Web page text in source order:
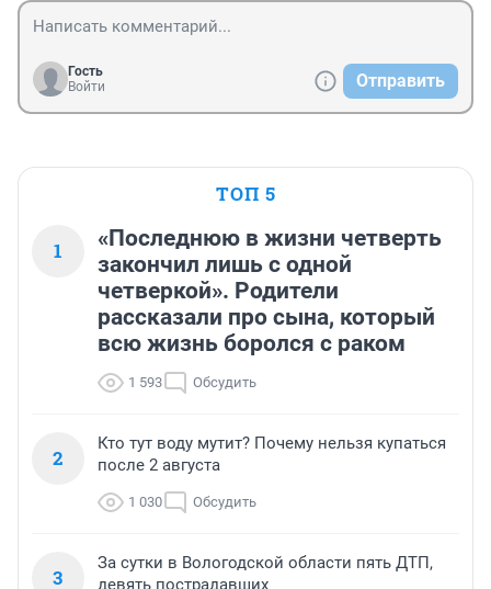
Гость
Войти
Отправить
ТОП 5
1
«Последнюю в жизни четверть
закончил лишь с одной
четверкой». Родители
рассказали про сына, который
всю жизнь боролся с раком
1 593 Обсудить
2
Кто тут воду мутит? Почему нельзя купаться
после 2 августа
1 030 Обсудить
3
За сутки в Вологодской области пять ДТП,
девять пострадавших